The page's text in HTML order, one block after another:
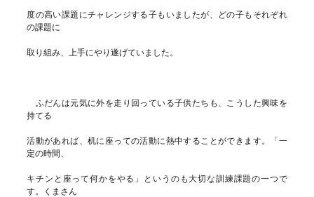
度の高い課題にチャレンジする子もいましたが、どの子もそれぞれ
の課題に
取り組み、上手にやり遂げていました。
ふだんは元気に外を走り回っている子供たちも、こうした興味を
持てる
活動があれば、机に座っての活動に熱中することができます。「一
定の時間、
キチンと座って何かをやる」というのも大切な訓練課題の一つで
す。くまさん